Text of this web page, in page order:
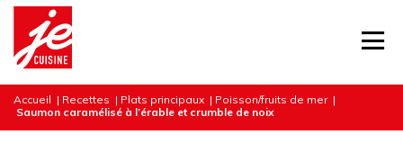
Accueil | Recettes | Plats principaux | Poisson/fruits de mer |
Saumon caramélisé à l’érable et crumble de noix